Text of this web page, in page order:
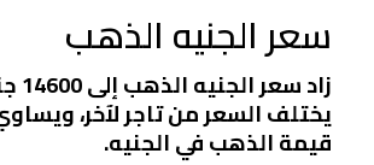
سعر الجنيه الذهب
زاد
يختلف السعر من تاجر لآخر،
قيمة الذهب في الجنيه.